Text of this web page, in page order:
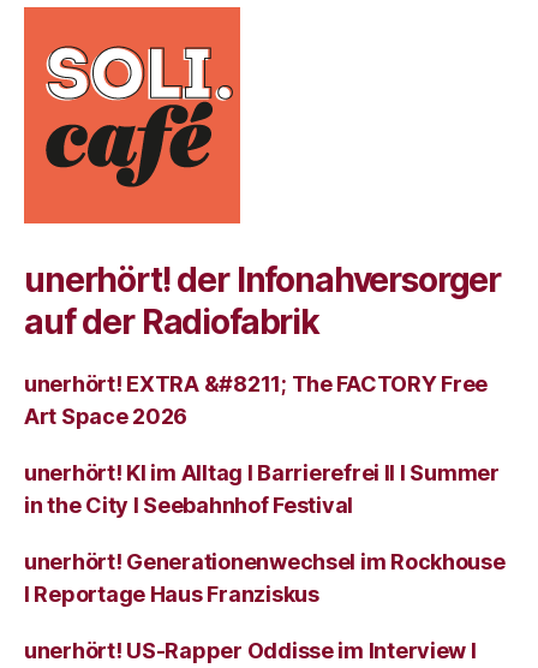
unerhört! der Infonahversorger
auf der Radiofabrik
unerhört! EXTRA &#8211; The FACTORY Free
Art Space 2026
unerhört! KI im Alltag I Barrierefrei II I Summer
in the City I Seebahnhof Festival
unerhört! Generationenwechsel im Rockhouse
I Reportage Haus Franziskus
unerhört! US-Rapper Oddisse im Interview I